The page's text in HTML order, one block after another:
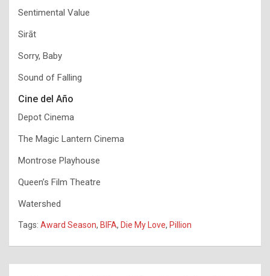
Sentimental Value
Sirāt
Sorry, Baby
Sound of Falling
Cine del Año
Depot Cinema
The Magic Lantern Cinema
Montrose Playhouse
Queen’s Film Theatre
Watershed
Tags: Award Season, BIFA, Die My Love, Pillion